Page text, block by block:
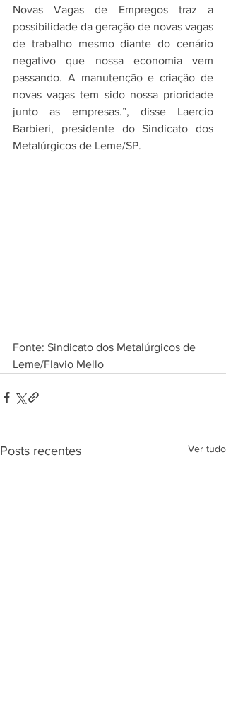
Novas Vagas de Empregos traz a
possibilidade da geração de novas vagas
de trabalho mesmo diante do cenário
negativo que nossa economia vem
passando. A manutenção e criação de
novas vagas tem sido nossa prioridade
junto as empresas.”, disse Laercio
Barbieri, presidente do Sindicato dos
Metalúrgicos de Leme/SP.
Fonte: Sindicato dos Metalúrgicos de
Leme/Flavio Mello
Posts recentes Ver tudo